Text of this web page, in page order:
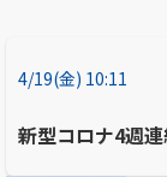
4/19(金) 10:11
新型コロナ4週